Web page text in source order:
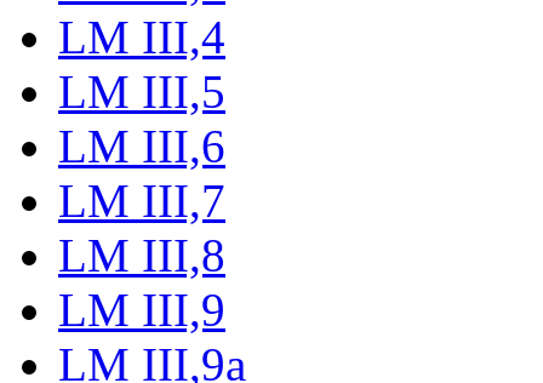
LM III,4
LM III,5
LM III,6
LM III,7
LM III,8
LM III,9
LM III,9a